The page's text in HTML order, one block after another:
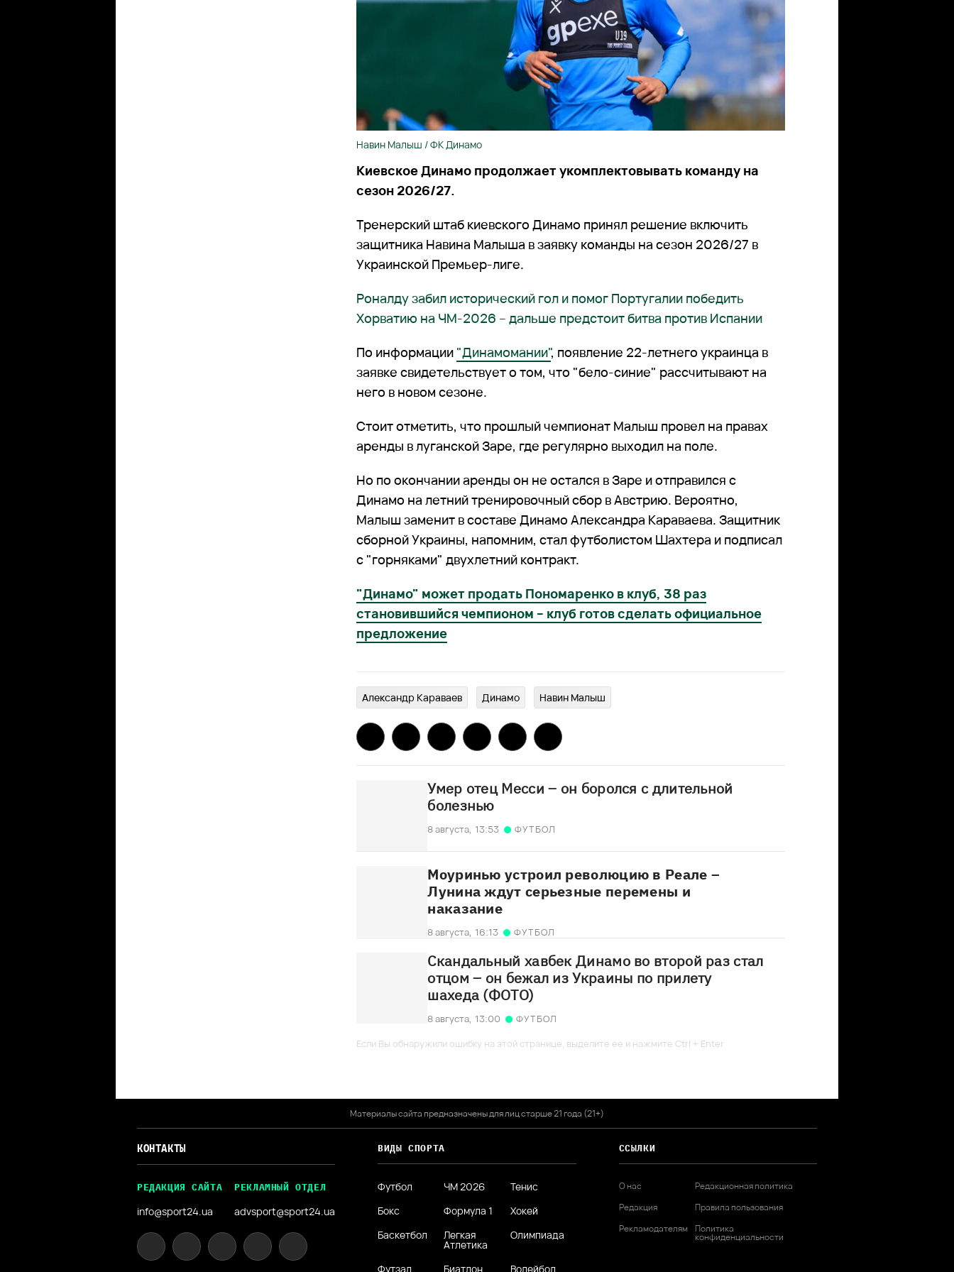
Навин Малыш / ФК Динамо
Киевское Динамо продолжает укомплектовывать команду на
сезон 2026/27.
Тренерский штаб киевского Динамо принял решение включить
защитника Навина Малыша в заявку команды на сезон 2026/27 в
Украинской Премьер-лиге.
Роналду забил исторический гол и помог Португалии победить
Хорватию на ЧМ-2026 – дальше предстоит битва против Испании
По информации "Динамомании", появление 22-летнего украинца в
заявке свидетельствует о том, что "бело-синие" рассчитывают на
него в новом сезоне.
Стоит отметить, что прошлый чемпионат Малыш провел на правах
аренды в луганской Заре, где регулярно выходил на поле.
Но по окончании аренды он не остался в Заре и отправился с
Динамо на летний тренировочный сбор в Австрию. Вероятно,
Малыш заменит в составе Динамо Александра Караваева. Защитник
сборной Украины, напомним, стал футболистом Шахтера и подписал
с "горняками" двухлетний контракт.
"Динамо" может продать Пономаренко в клуб, 38 раз
становившийся чемпионом – клуб готов сделать официальное
предложение
Александр Караваев Динамо Навин Малыш
Умер отец Месси – он боролся с длительной
болезнью
8 августа, 13:53 ФУТБОЛ
Моуринью устроил революцию в Реале –
Лунина ждут серьезные перемены и
наказание
8 августа, 16:13 ФУТБОЛ
Скандальный хавбек Динамо во второй раз стал
отцом – он бежал из Украины по прилету
шахеда (ФОТО)
8 августа, 13:00
ФУТБОЛ
Если Вы обнаружили ошибку на этой странице, выделите ее и нажмите Ctrl + Enter
Материалы сайта предназначены для лиц старше 21 года (21+)
КОНТАКТЫ
РЕДАКЦИЯ САЙТА
info@sport24.ua
РЕКЛАМНЫЙ ОТДЕЛ
advsport@sport24.ua
ВИДЫ СПОРТА
Футбол ЧМ 2026
Тенис
Бокс
Формула 1
Хокей
Баскетбол
Легкая
Атлетика
Олимпиада
Футзал Биатлон Волейбол
ССЫЛКИ
О нас
Редакция
Рекламодателям
Редакционная политика
Правила пользования
Политика
конфиденциальности